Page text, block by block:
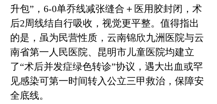
升包”，6-0单乔线减张缝合＋医用胶封闭，术
后2周线结自行吸收，视觉更平整。值得指出
的是，虽为民营性质，云南锦欣九洲医院与云
南省第一人民医院、昆明市儿童医院均建立
了“术后并发症绿色转诊”协议，遇大出血或罕
见感染可第一时间转入公立三甲救治，保障安
全底线。